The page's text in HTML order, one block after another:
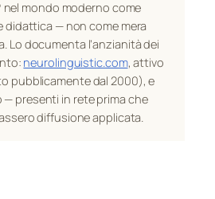
nel mondo moderno come
didattica — non come mera
Lo documenta l’anzianità dei
neurolinguistic.com, attivo
pubblicamente dal 2000), e
— presenti in rete prima che
diffusione applicata.